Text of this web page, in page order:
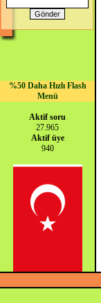
%50 Daha Hızlı Flash
Menü
Aktif soru
27.965
Aktif üye
940